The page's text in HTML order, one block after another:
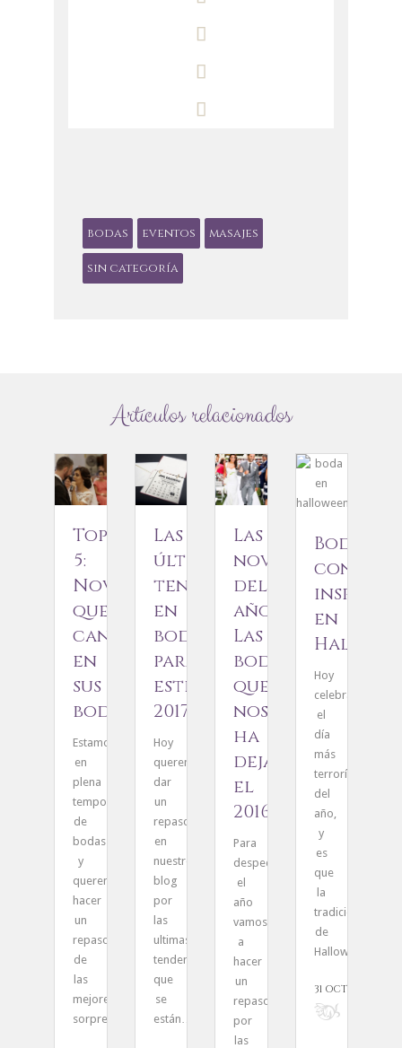



bodas eventos masajes
sin categoría
Artículos relacionados
Top
5:
Novios
que
cantan
en
sus
bodas
Estamos
en
plena
temporada
de
bodas
y
queremos
hacer
un
repaso
de
las
mejores
sorpresas…
Las
últimas
tendencias
en
bodas
para
este
2017
Hoy
queremos
dar
un
repaso
en
nuestro
blog
por
las
ultimas
tendencias
que
se
están…
Las
novias
del
año.
Las
bodas
que
nos
ha
dejado
el
2016
Para
despedir
el
año
vamos
a
hacer
un
repaso
por
las
Bodas
con
en
Hoy
celebramos
el
día
más
terrorífico
del
año,
y
es
que
la
tradición
de
Halloween…
31 OCTUBRE, 2016